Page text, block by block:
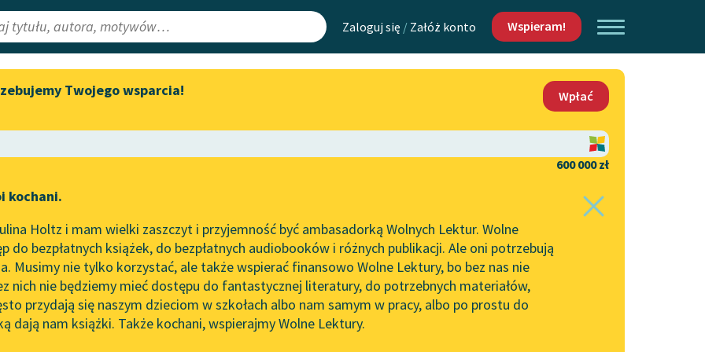
Zaloguj się / Załóż konto Wspieram!
Lektury
redakcyjne
Aktualności
Zapraszamy na spotkanie
literatury skandynawskiej
Wolne Lektury na 32.
Pol’and’Rock Festivalu
„Kochanek Lady Chatterley”
do słuchania na Wolnych
Lekturach
Nowy audiobook – „Marzenie
Mapa Wolnych Lektur
Leśmianator
API
OAI-PMH
Widget Wolnych Lektur
Kontakt
O projekcie
Zasady wykorzystania
Wolnych Lektur
Logotypy
Materiały promocyjne
Twojego wsparcia!
Wpłać
600 000 zł
kochani.
Holtz i mam wielki zaszczyt i przyjemność być ambasadorką Wolnych Lektur. Wolne
do bezpłatnych książek, do bezpłatnych audiobooków i różnych publikacji. Ale oni potrzebują
Musimy nie tylko korzystać, ale także wspierać finansowo Wolne Lektury, bo bez nas nie
nich nie będziemy mieć dostępu do fantastycznej literatury, do potrzebnych materiałów,
przydają się naszym dzieciom w szkołach albo nam samym w pracy, albo po prostu do
dają nam książki. Także kochani, wspierajmy Wolne Lektury.
niech zapłacze